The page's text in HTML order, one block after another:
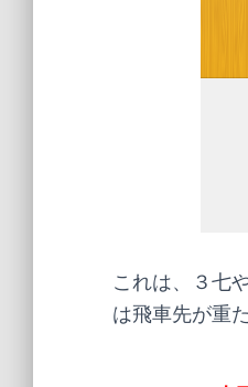
これは、３七
は飛車先が重